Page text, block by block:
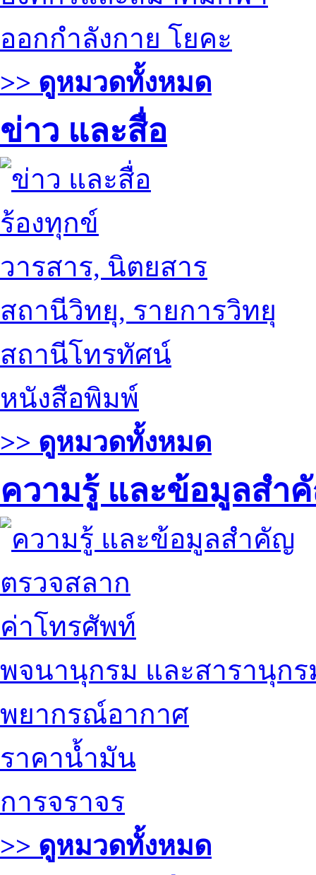
ออกกำลังกาย โยคะ
>> ดูหมวดทั้งหมด
ข่าว และสื่อ
ร้องทุกข์
วารสาร, นิตยสาร
สถานีวิทยุ, รายการวิทยุ
สถานีโทรทัศน์
หนังสือพิมพ์
>> ดูหมวดทั้งหมด
ความรู้ และข้อมูลสำ
ตรวจสลาก
ค่าโทรศัพท์
พจนานุกรม และสารานุกร
พยากรณ์อากาศ
ราคาน้ำมัน
การจราจร
>> ดูหมวดทั้งหมด